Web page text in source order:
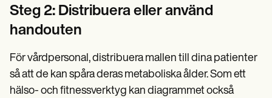
Steg 2: Distribuera eller använd
handouten
För vårdpersonal, distribuera mallen till dina patienter
så att de kan spåra deras metaboliska ålder. Som ett
hälso- och fitnessverktyg kan diagrammet också